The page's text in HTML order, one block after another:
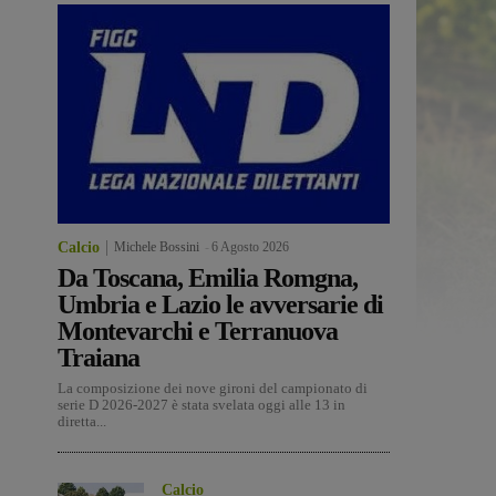
Calcio Michele Bossini 6 Agosto 2026
Da Toscana, Emilia Romgna,
Umbria e Lazio le avversarie di
Montevarchi e Terranuova
Traiana
La composizione dei nove gironi del campionato di
serie D 2026-2027 è stata svelata oggi alle 13 in
diretta...
Calcio